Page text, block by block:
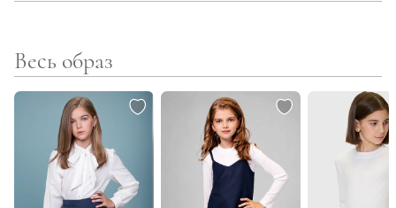
- подклад - поливискоза
Для создания стильного завершенного образа сочетайте
модель с брюками-клеш (артикул 7235014) или палаццо
(артикул 7225288).
Весь образ